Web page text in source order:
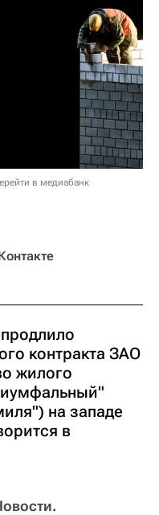
в медиабанк
контракта ЗАО
жилого
на западе
в